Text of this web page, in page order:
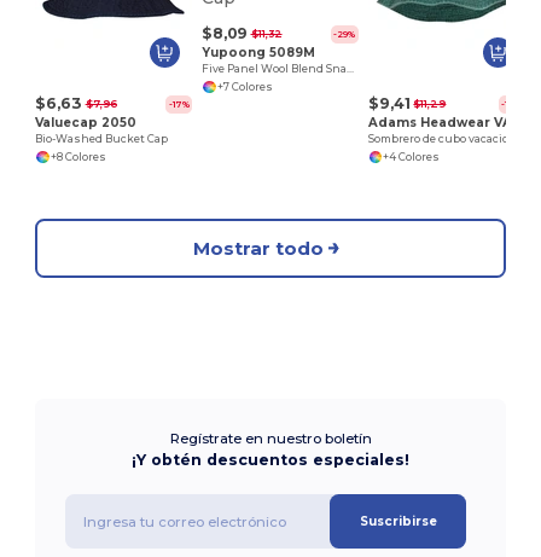
$6,63 $7,96 -17%
Valuecap 2050
Bio-Washed Bucket Cap
+8 Colores
$8,09 $11,32 -29%
Yupoong 5089M
Five Panel Wool Blend Snapback Cap
+7 Colores
$9,41 $11,29 -17%
+4 Colores
Mostrar todo
Regístrate en nuestro boletín
¡Y obtén descuentos especiales!
Suscribirse